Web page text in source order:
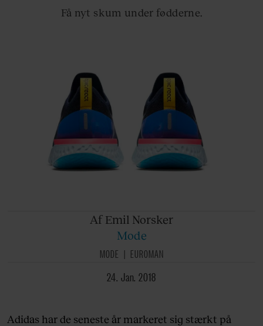
Få nyt skum under fødderne.
Af Emil Norsker
Mode
MODE
EUROMAN
24. Jan. 2018
Adidas har de seneste år markeret sig stærkt på